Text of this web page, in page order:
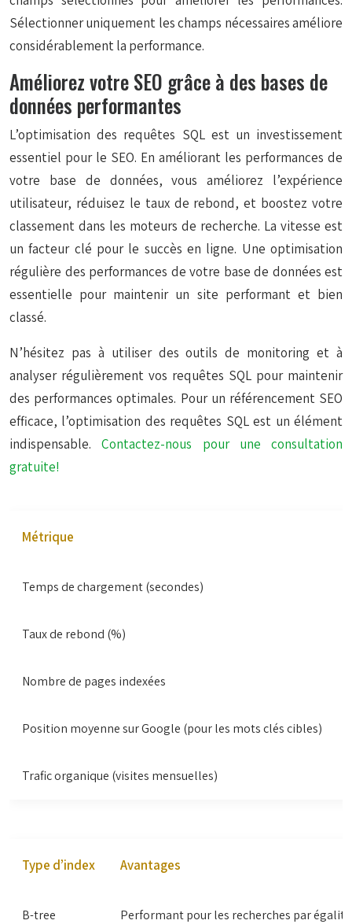
Sélectionner uniquement les champs nécessaires améliore
considérablement la performance.
Améliorez votre SEO grâce à des bases de
données performantes
L’optimisation des requêtes SQL est un investissement
essentiel pour le SEO. En améliorant les performances de
votre base de données, vous améliorez l’expérience
utilisateur, réduisez le taux de rebond, et boostez votre
classement dans les moteurs de recherche. La vitesse est
un facteur clé pour le succès en ligne. Une optimisation
régulière des performances de votre base de données est
essentielle pour maintenir un site performant et bien
classé.
N’hésitez pas à utiliser des outils de monitoring et à
analyser régulièrement vos requêtes SQL pour maintenir
des performances optimales. Pour un référencement SEO
efficace, l’optimisation des requêtes SQL est un élément
indispensable.Contactez-nous pour une consultation
gratuite!
Métrique
Temps de chargement (secondes)
Taux de rebond (%)
Nombre de pages indexées
Position moyenne sur Google (pour les mots clés cibles)
Trafic organique (visites mensuelles)
Type d’index Avantages
B-tree Performant pour les recherches par